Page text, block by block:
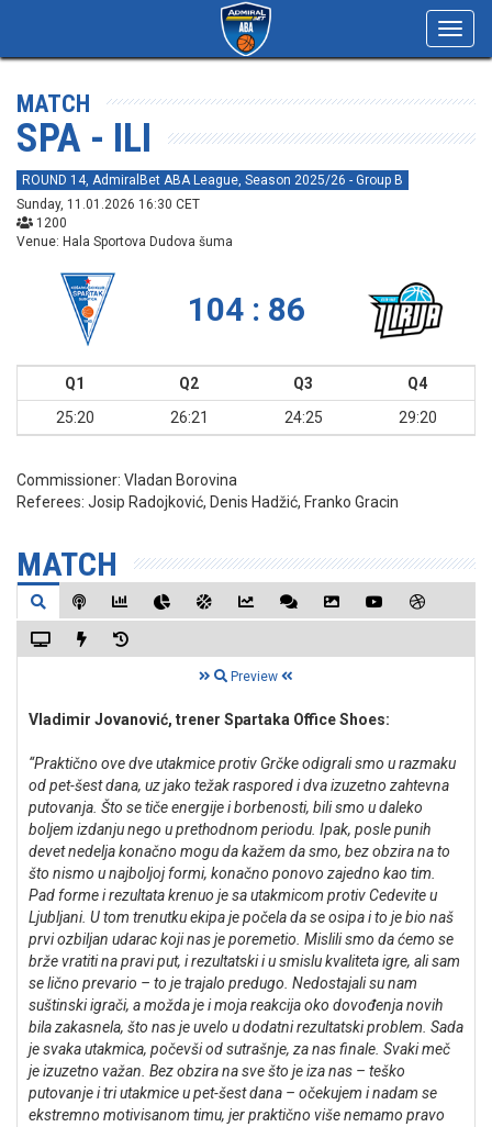
MATCH
SPA - ILI
ROUND 14, AdmiralBet ABA League, Season 2025/26 - Group B
Sunday, 11.01.2026 16:30 CET
1200
Venue: Hala Sportova Dudova šuma
104 : 86
Q1 Q2 Q3
Q4
25:20
26:21 24:25 29:20
Commissioner: Vladan Borovina
Referees: Josip Radojković, Denis Hadžić, Franko Gracin
MATCH
Preview
Vladimir Jovanović, trener Spartaka Office Shoes:
“Praktično ove dve utakmice protiv Grčke odigrali smo u razmaku
od pet-šest dana, uz jako težak raspored i dva izuzetno zahtevna
putovanja. Što se tiče energije i borbenosti, bili smo u daleko
boljem izdanju nego u prethodnom periodu. Ipak, posle punih
devet nedelja konačno mogu da kažem da smo, bez obzira na to
što nismo u najboljoj formi, konačno ponovo zajedno kao tim.
Pad forme i rezultata krenuo je sa utakmicom protiv Cedevite u
Ljubljani. U tom trenutku ekipa je počela da se osipa i to je bio naš
prvi ozbiljan udarac koji nas je poremetio. Mislili smo da ćemo se
brže vratiti na pravi put, i rezultatski i u smislu kvaliteta igre, ali sam
se lično prevario – to je trajalo predugo. Nedostajali su nam
suštinski igrači, a možda je i moja reakcija oko dovođenja novih
bila zakasnela, što nas je uvelo u dodatni rezultatski problem. Sada
je svaka utakmica, počevši od sutrašnje, za nas finale. Svaki meč
je izuzetno važan. Bez obzira na sve što je iza nas – teško
putovanje i tri utakmice u pet-šest dana – očekujem i nadam se
ekstremno motivisanom timu, jer praktično više nemamo pravo